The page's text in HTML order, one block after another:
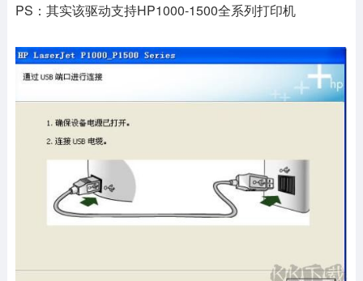
PS：其实该驱动支持HP1000-1500全系列打印机